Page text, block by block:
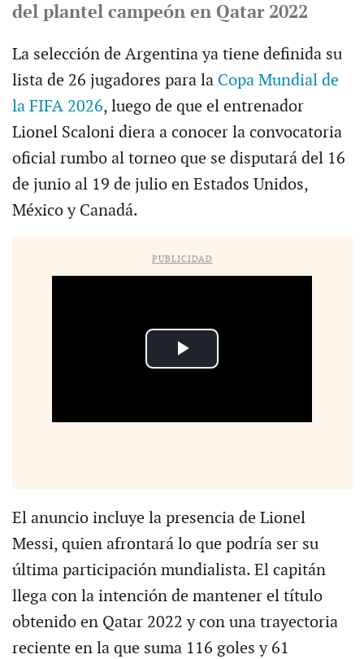
del plantel campeón en Qatar 2022
La selección de Argentina ya tiene definida su
lista de 26 jugadores para la Copa Mundial de
la FIFA 2026, luego de que el entrenador
Lionel Scaloni diera a conocer la convocatoria
oficial rumbo al torneo que se disputará del 16
de junio al 19 de julio en Estados Unidos,
México y Canadá.
PUBLICIDAD
El anuncio incluye la presencia de Lionel
Messi, quien afrontará lo que podría ser su
última participación mundialista. El capitán
llega con la intención de mantener el título
obtenido en Qatar 2022 y con una trayectoria
reciente en la que suma 116 goles y 61